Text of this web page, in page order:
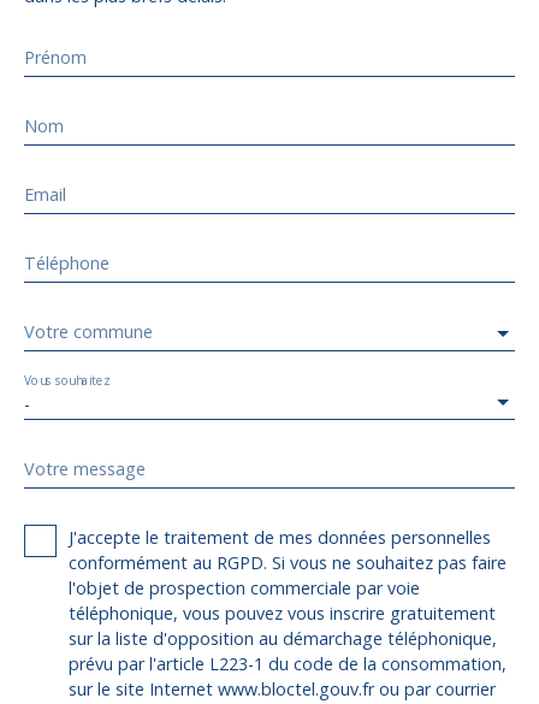
Prénom
Nom
Email
Téléphone
Votre commune
-
Vous souhaitez
Votre message
J'accepte le traitement de mes données personnelles
conformément au RGPD. Si vous ne souhaitez pas faire
l'objet de prospection commerciale par voie
téléphonique, vous pouvez vous inscrire gratuitement
sur la liste d'opposition au démarchage téléphonique,
prévu par l'article L223-1 du code de la consommation,
sur le site Internet www.bloctel.gouv.fr ou par courrier